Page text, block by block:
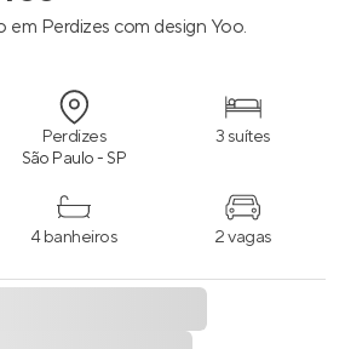
Perdizes com design Yoo.
Perdizes
São Paulo - SP
3 suítes
4 banheiros 2 vagas